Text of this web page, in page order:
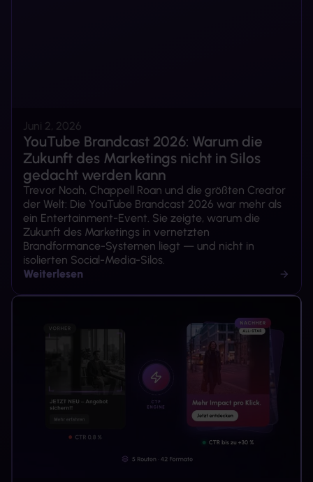
Juni 2, 2026
YouTube Brandcast 2026: Warum die
Zukunft des Marketings nicht in Silos
gedacht werden kann
Trevor Noah, Chappell Roan und die größten Creator
der Welt: Die YouTube Brandcast 2026 war mehr als
ein Entertainment-Event. Sie zeigte, warum die
Zukunft des Marketings in vernetzten
Brandformance-Systemen liegt — und nicht in
isolierten Social-Media-Silos.
Weiterlesen